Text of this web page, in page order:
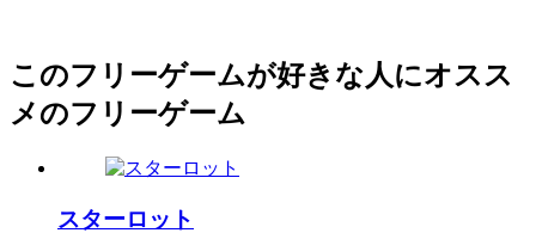
このフリーゲームが好きな人にオスス
メのフリーゲーム
スターロット